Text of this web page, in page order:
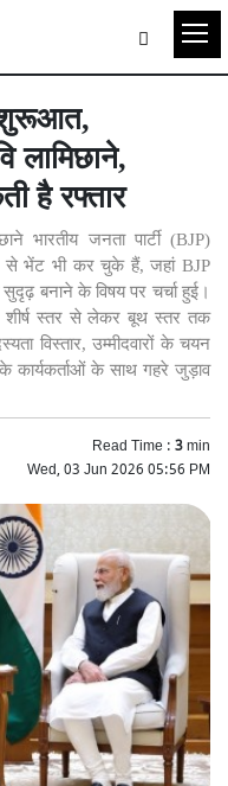
शुरूआत,
लामिछाने,
है रफ्तार
भारतीय जनता पार्टी (BJP)
से भेंट भी कर चुके हैं, जहां BJP
बनाने के विषय पर चर्चा हुई।
शीर्ष स्तर से लेकर बूथ स्तर तक
विस्तार, उम्मीदवारों के चयन
कार्यकर्ताओं के साथ गहरे जुड़ाव
Read Time :3min
Wed, 03 Jun 2026 05:56 PM